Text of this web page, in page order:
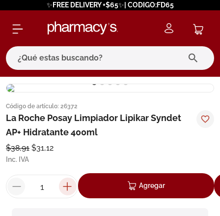
✨FREE DELIVERY +$65✨| CODIGO:FD65
¿Qué estas buscando?
Código de artículo: 26372
La Roche Posay Limpiador Lipikar Syndet
AP+ Hidratante 400ml
$38,91 $31,12
Inc. IVA
Agregar
términos más buscados
1. eucerin
protector solar
bioderma
4.
5. cerave